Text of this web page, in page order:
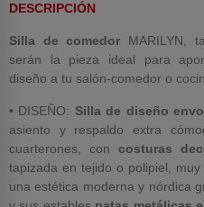
DESCRIPCIÓN
Silla de comedor MARILYN,
serán la pieza ideal para
diseño a tu salón-comedor o
• DISEÑO: Silla de diseño
asiento y respaldo extra
cuarterones, concosturas
tapizada en tejido o polipiel,
una estética moderna y nórdica